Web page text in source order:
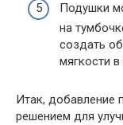
Подушки
на
создать
мягкости в
Итак, добавление
решением для